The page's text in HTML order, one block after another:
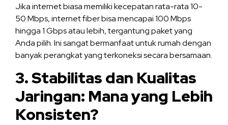
Jika internet biasa memiliki kecepatan rata-rata 10-
50 Mbps, internet fiber bisa mencapai 100 Mbps
hingga 1 Gbps atau lebih, tergantung paket yang
Anda pilih. Ini sangat bermanfaat untuk rumah dengan
banyak perangkat yang terkoneksi secara bersamaan.
3. Stabilitas dan Kualitas
Jaringan: Mana yang Lebih
Konsisten?